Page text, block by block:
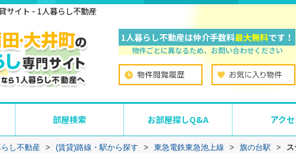
サイト - 1人暮らし不動産
1人暮らし不動産は仲介手数料最大無料です！
物件ごとに異なるため、お問い合わせください
部屋検索 お部屋探しQ&A アク
し不動産 > (賃貸)路線・駅から探す > 東急電鉄東急池上線 > 旗の台駅 >